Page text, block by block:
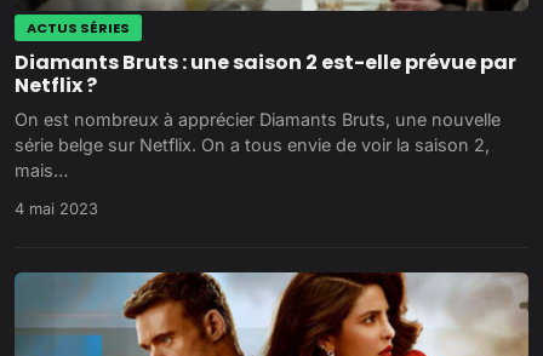
ACTUS SÉRIES
Diamants Bruts : une saison 2 est-elle prévue par
Netflix ?
On est nombreux à apprécier Diamants Bruts, une nouvelle
série belge sur Netflix. On a tous envie de voir la saison 2,
mais…
4 mai 2023